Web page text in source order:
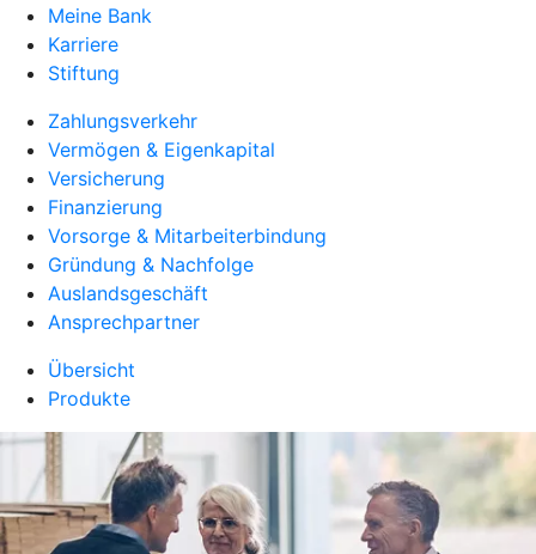
Meine Bank
Karriere
Stiftung
Zahlungsverkehr
Vermögen & Eigenkapital
Versicherung
Finanzierung
Vorsorge & Mitarbeiterbindung
Gründung & Nachfolge
Auslandsgeschäft
Ansprechpartner
Übersicht
Produkte